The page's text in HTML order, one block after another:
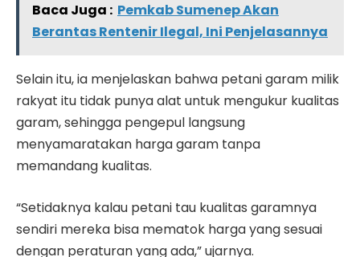
Baca Juga : Pemkab Sumenep Akan
Berantas Rentenir Ilegal, Ini Penjelasannya
Selain itu, ia menjelaskan bahwa petani garam milik
rakyat itu tidak punya alat untuk mengukur kualitas
garam, sehingga pengepul langsung
menyamaratakan harga garam tanpa
memandang kualitas.
“Setidaknya kalau petani tau kualitas garamnya
sendiri mereka bisa mematok harga yang sesuai
dengan peraturan yang ada,” ujarnya.